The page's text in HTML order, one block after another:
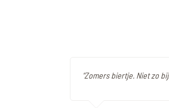
"Zomers biertje. Niet zo